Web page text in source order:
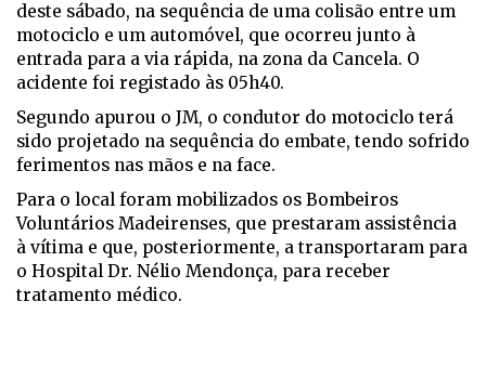
deste sábado, na sequência de uma colisão entre um
motociclo e um automóvel, que ocorreu junto à
entrada para a via rápida, na zona da Cancela. O
acidente foi registado às 05h40.
Segundo apurou o JM, o condutor do motociclo terá
sido projetado na sequência do embate, tendo sofrido
ferimentos nas mãos e na face.
Para o local foram mobilizados os Bombeiros
Voluntários Madeirenses, que prestaram assistência
à vítima e que, posteriormente, a transportaram para
o Hospital Dr. Nélio Mendonça, para receber
tratamento médico.